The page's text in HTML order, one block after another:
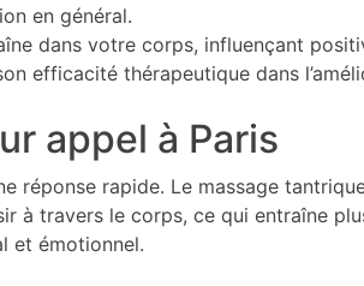
en général.
dans votre corps, influençant
efficacité thérapeutique dans
appel à Paris
réponse rapide. Le massage
à travers le corps, ce qui entraîne
et émotionnel.